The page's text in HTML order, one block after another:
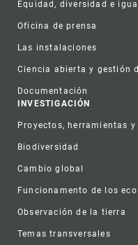
Equidad, diversidad e
Oficina de prensa
Las instalaciones
Ciencia abierta y gestión
Documentación
INVESTIGACIÓN
Proyectos, herramientas y
Biodiversidad
Cambio global
Funcionamento de los
Observación de la tierra
Temas transversales